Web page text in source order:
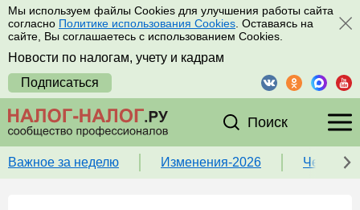
Мы используем файлы Cookies для улучшения работы сайта
согласно Политике использования Cookies . Оставаясь на
сайте, Вы соглашаетесь с использованием Cookies.
Новости по налогам, учету и кадрам
Подписаться
Поиск
Важное за неделю Изменения-2026 Чек-